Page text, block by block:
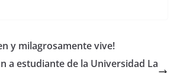
y milagrosamente vive!
a estudiante de la Universidad La